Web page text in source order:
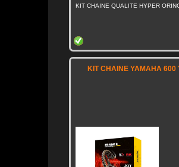
KIT CHAINE QUALITE HYPER
KIT CHAINE YAMAHA 600